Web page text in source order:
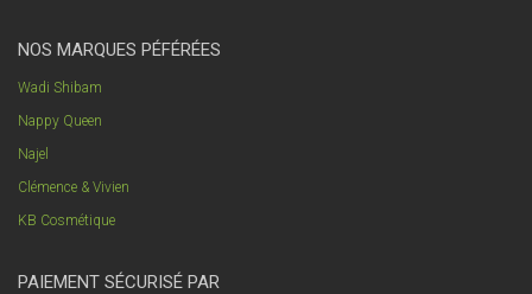
NOS MARQUES PÉFÉRÉES
Wadi Shibam
Nappy Queen
Najel
Clémence & Vivien
KB Cosmétique
PAIEMENT SÉCURISÉ PAR